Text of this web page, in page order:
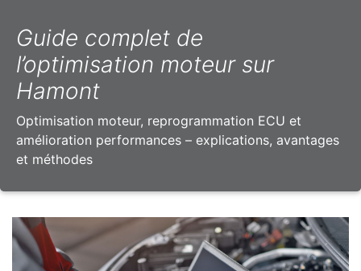
Guide complet de
l’optimisation moteur sur
Hamont
Optimisation moteur, reprogrammation ECU et
amélioration performances – explications, avantages
et méthodes